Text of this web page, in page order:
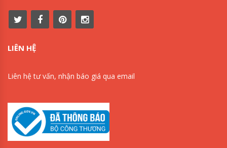
LIÊN HỆ
Liên hệ tư vấn, nhận báo giá qua email